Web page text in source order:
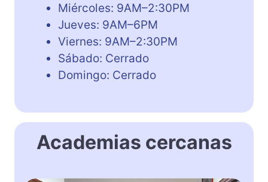
Miércoles: 9AM–2:30PM
Jueves: 9AM–6PM
Viernes: 9AM–2:30PM
Sábado: Cerrado
Domingo: Cerrado
Academias cercanas